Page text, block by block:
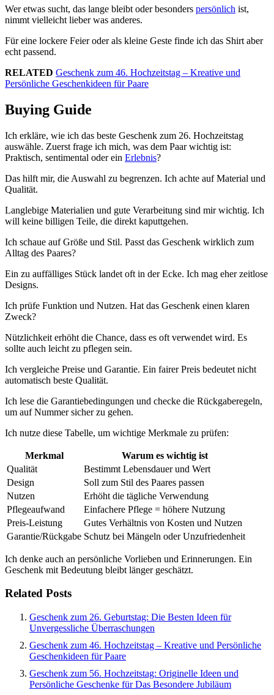
Wer etwas sucht, das lange bleibt oder besonders persönlich ist,
nimmt vielleicht lieber was anderes.
Für eine lockere Feier oder als kleine Geste finde ich das Shirt aber
echt passend.
RELATED Geschenk zum 46. Hochzeitstag – Kreative und
Persönliche Geschenkideen für Paare
Buying Guide
Ich erkläre, wie ich das beste Geschenk zum 26. Hochzeitstag
auswähle. Zuerst frage ich mich, was dem Paar wichtig ist:
Praktisch, sentimental oder ein Erlebnis?
Das hilft mir, die Auswahl zu begrenzen. Ich achte auf Material und
Qualität.
Langlebige Materialien und gute Verarbeitung sind mir wichtig. Ich
will keine billigen Teile, die direkt kaputtgehen.
Ich schaue auf Größe und Stil. Passt das Geschenk wirklich zum
Alltag des Paares?
Ein zu auffälliges Stück landet oft in der Ecke. Ich mag eher zeitlose
Designs.
Ich prüfe Funktion und Nutzen. Hat das Geschenk einen klaren
Zweck?
Nützlichkeit erhöht die Chance, dass es oft verwendet wird. Es
sollte auch leicht zu pflegen sein.
Ich vergleiche Preise und Garantie. Ein fairer Preis bedeutet nicht
automatisch beste Qualität.
Ich lese die Garantiebedingungen und checke die Rückgaberegeln,
um auf Nummer sicher zu gehen.
Ich nutze diese Tabelle, um wichtige Merkmale zu prüfen:
Merkmal
Warum es wichtig ist
Qualität
Bestimmt Lebensdauer und Wert
Design
Soll zum Stil des Paares passen
Nutzen
Erhöht die tägliche Verwendung
Pflegeaufwand
Einfachere Pflege = höhere Nutzung
Preis-Leistung
Gutes Verhältnis von Kosten und Nutzen
Garantie/Rückgabe Schutz bei Mängeln oder Unzufriedenheit
Ich denke auch an persönliche Vorlieben und Erinnerungen. Ein
Geschenk mit Bedeutung bleibt länger geschätzt.
Related Posts
Geschenk zum 26. Geburtstag: Die Besten Ideen für
Unvergessliche Überraschungen
Geschenk zum 46. Hochzeitstag – Kreative und Persönliche
Geschenkideen für Paare
Geschenk zum 56. Hochzeitstag: Originelle Ideen und
Persönliche Geschenke für Das Besondere Jubiläum